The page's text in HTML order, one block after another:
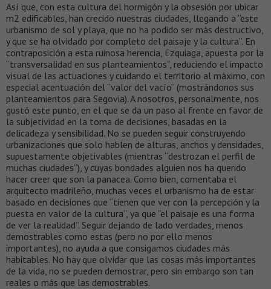
Así que, con esta cultura del hormigón y la obsesión por ubicar
m2 edificables, han crecido nuestras ciudades, llegando a “este
urbanismo de sol y playa, que no ha podido ser más destructivo,
y que se ha olvidado por completo del paisaje y la cultura”. En
contraposición a esta ruinosa herencia, Ezquiaga, apuesta por la
“transversalidad en sus planteamientos”, reduciendo el impacto
visual de las actuaciones y cuidando el territorio al máximo, con
especial acentuación del “valor del vacío” (mostrándonos sus
planteamientos para Segovia). A nosotros, personalmente, nos
gustó este punto, en el que se da un paso al frente en favor de
la subjetividad en la toma de decisiones, basadas en la
delicadeza y sensibilidad. No se pueden seguir construyendo
urbanizaciones que solo hablen de alturas, anchos y densidades,
supuestamente objetivables (mientras “destrozan el perfil de
muchas ciudades”), y cuyas bondades alguien nos ha querido
hacer creer que son la panacea. Como bien, comentaba el
arquitecto madrileño, muchas veces el urbanismo ha de estar
basado en decisiones que “tienen que ver con la percepción y la
puesta en valor de la cultura”, ya que “el paisaje es una forma
de ver la realidad”. Seguir dejando de lado verdades, menos
demostrables como estas (pero no por ello menos
importantes), no ayuda a que consigamos ciudades más
habitables. No hay que olvidar que las cosas más importantes
de la vida, no se pueden demostrar, pero sin embargo son tan
reales o más que las demostrables.